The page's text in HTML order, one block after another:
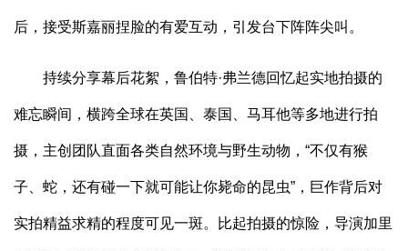
后，接受斯嘉丽捏脸的有爱互动，引发台下阵阵尖叫。
持续分享幕后花絮，鲁伯特·弗兰德回忆起实地拍摄的
难忘瞬间，横跨全球在英国、泰国、马耳他等多地进行拍
摄，主创团队直面各类自然环境与野生动物，“不仅有猴
子、蛇，还有碰一下就可能让你毙命的昆虫”，巨作背后对
实拍精益求精的程度可见一斑。比起拍摄的惊险，导演加里